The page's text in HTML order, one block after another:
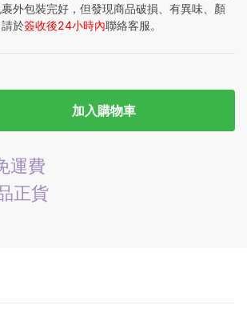
外包裝完好，但發現商品破損、有異味、顏
於簽收後24小時內聯絡客服。
加入購物車
運費
正貨